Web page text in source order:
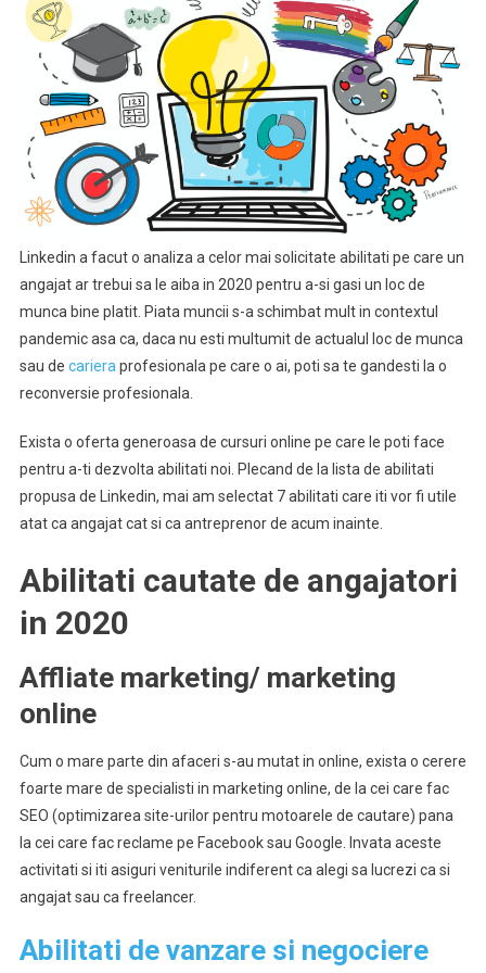
Linkedin a facut o analiza a celor mai solicitate abilitati pe care un
angajat ar trebui sa le aiba in 2020 pentru a-si gasi un loc de
munca bine platit. Piata muncii s-a schimbat mult in contextul
pandemic asa ca, daca nu esti multumit de actualul loc de munca
sau de carieraprofesionala pe care o ai, poti sa te gandesti la o
reconversie profesionala.
Exista o oferta generoasa de cursuri online pe care le poti face
pentru a-ti dezvolta abilitati noi. Plecand de la lista de abilitati
propusa de Linkedin, mai am selectat 7 abilitati care iti vor fi utile
atat ca angajat cat si ca antreprenor de acum inainte.
Abilitati cautate de angajatori
in 2020
Affliate marketing/ marketing
online
Cum o mare parte din afaceri s-au mutat in online, exista o cerere
foarte mare de specialisti in marketing online, de la cei care fac
SEO (optimizarea site-urilor pentru motoarele de cautare) pana
la cei care fac reclame pe Facebook sau Google. Invata aceste
activitati si iti asiguri veniturile indiferent ca alegi sa lucrezi ca si
angajat sau ca freelancer.
Abilitati de vanzare si negociere